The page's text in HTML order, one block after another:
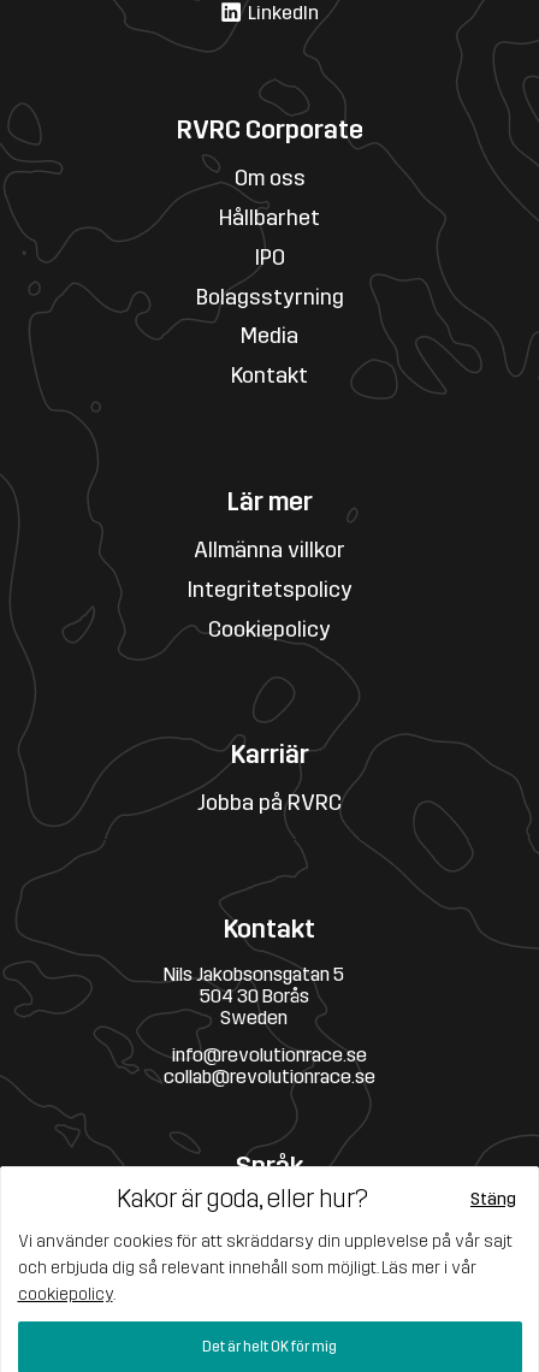
Stäng
Kakor är goda, eller hur?
Vi använder cookies för att skräddarsy din upplevelse på vår sajt
och erbjuda dig så relevant innehåll som möjligt. Läs mer i vår
cookiepolicy.
Det är helt OK för mig
LinkedIn
RVRC Corporate
Om oss
Hållbarhet
IPO
Bolagsstyrning
Media
Kontakt
Lär mer
Allmänna villkor
Integritetspolicy
Cookiepolicy
Karriär
Jobba på RVRC
Kontakt
Nils Jakobsonsgatan 5
504 30 Borås
Sweden
info@revolutionrace.se
collab@revolutionrace.se
Språk